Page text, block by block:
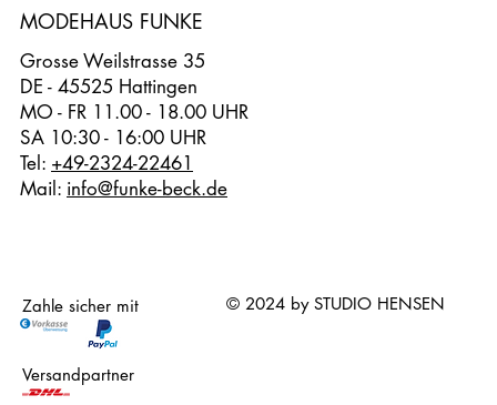
Grosse Weilstrasse 35
DE - 45525 Hattingen
MO - FR 11.00 - 18.00 UHR
SA 10:30 - 16:00 UHR
Tel: +49-2324-22461
Mail: info@funke-beck.de
MODEHAUS FUNKE
Versandpartner
Zahle sicher mit © 2024 by STUDIO HENSEN